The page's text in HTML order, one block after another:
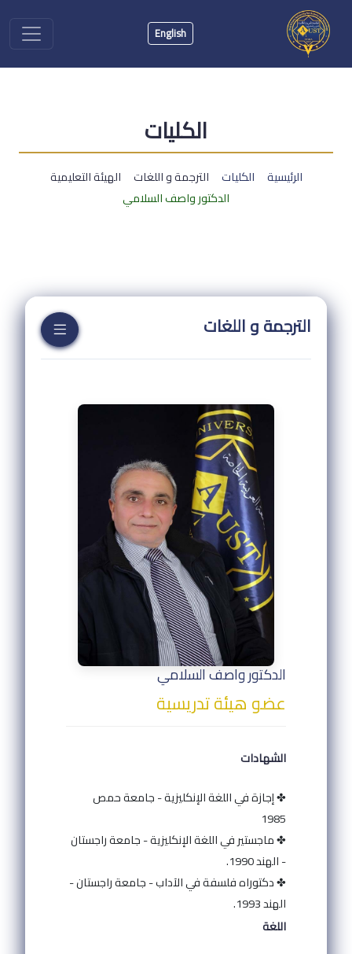
English
الكليات
الرئيسية الكليات الترجمة و اللغات
الهيئة التعليمية
الدكتور واصف السلامي
الترجمة و اللغات
الدكتور واصف السلامي
عضو هيئة تدريسية
الشهادات
✤ إجازة في اللغة الإنكليزية - جامعة حمص
1985
✤ ماجستير في اللغة الإنكليزية - جامعة راجستان
- الهند 1990.
✤ دكتوراه فلسفة في الآداب - جامعة راجستان -
الهند 1993.
اللغة